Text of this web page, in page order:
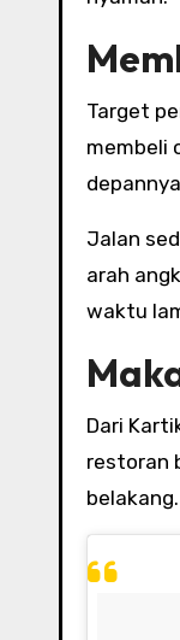
Target
membeli
Jalan
arah
waktu
Dari
restoran
belakang.